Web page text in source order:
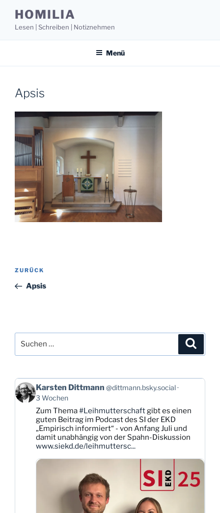
Inhalt
springen
HOMILIA
Lesen | Schreiben | Notiznehmen
Menü
Apsis
Beitragsnavigation
Vorheriger
Beitrag
ZURÜCK
Apsis
nach:
Beitrag
von
Karsten
Dittmann
Bluesky
ansehen
Karsten Dittmann @dittmann.bsky.social
3 Wochen
Zum Thema#Leihmutterschaftgibt es einen
guten Beitrag im Podcast des SI der EKD
„Empirisch informiert“ - von Anfang Juli und
damit unabhängig von der Spahn-Diskussion
www.siekd.de/leihmuttersc...